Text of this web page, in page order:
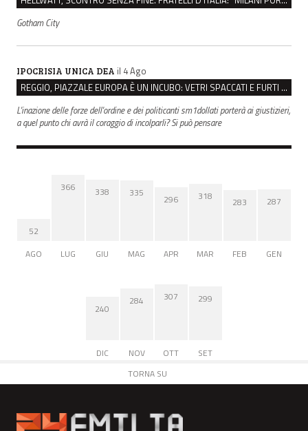
Gotham City
IPOCRISIA UNICA DEA il 4 Ago
REGGIO, PIAZZALE EUROPA È UN INCUBO: VETRI SPACCATI E FURTI SULLE AUTO IN SOSTA
L'inazione delle forze dell'ordine e dei politicanti sm1dollati porterà ai giustizieri,
a quel punto chi avrà il coraggio di incolparli? Si può pensare
52
AGO
366
LUG
338
GIU
335
MAG
296
APR
318
MAR
283
FEB
287
GEN
240
DIC
284
NOV
307
OTT
299
SET
TORNA SU